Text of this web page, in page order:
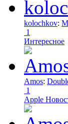
kolochkov:
1
Интересное
Amos:
1
Apple